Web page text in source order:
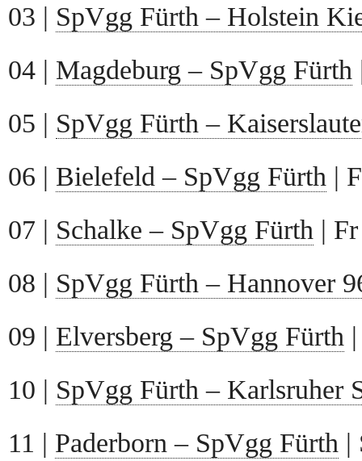
03 | SpVgg Fürth – Holstein
04 | Magdeburg – SpVgg Fürth
05 | SpVgg Fürth –
06 | Bielefeld – SpVgg Fürth |
07 | Schalke – SpVgg Fürth |
08 | SpVgg Fürth – Hannover
09 | Elversberg – SpVgg Fürth
10 | SpVgg Fürth – Karlsruher
11 | Paderborn – SpVgg Fürth |